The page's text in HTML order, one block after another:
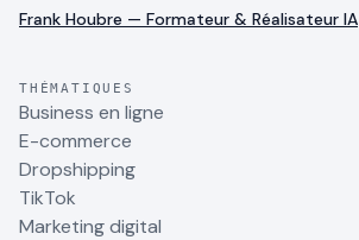
Frank Houbre — Formateur & Réalisateur IA
THÉMATIQUES
Business en ligne
E-commerce
Dropshipping
TikTok
Marketing digital